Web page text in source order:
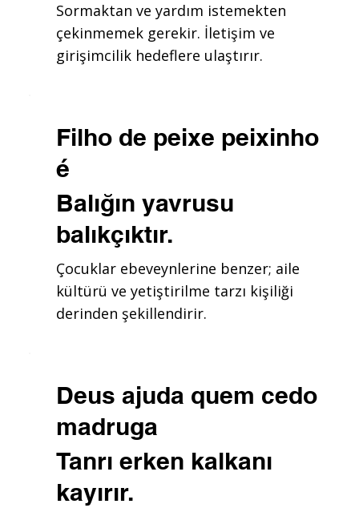
Sormaktan ve yardım istemekten
çekinmemek gerekir. İletişim ve
girişimcilik hedeflere ulaştırır.
Filho de peixe peixinho
é
Balığın yavrusu
balıkçıktır.
Çocuklar ebeveynlerine benzer; aile
kültürü ve yetiştirilme tarzı kişiliği
derinden şekillendirir.
Deus ajuda quem cedo
madruga
Tanrı erken kalkanı
kayırır.